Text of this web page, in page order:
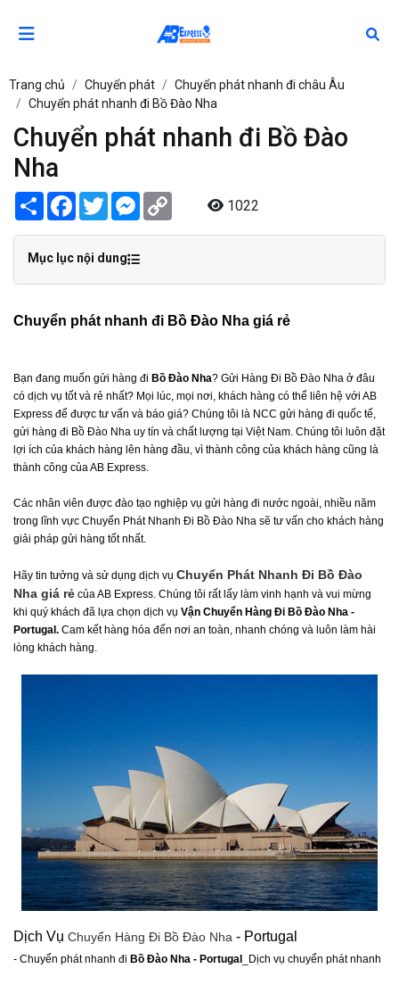
Trang chủ Chuyển phát
Chuyển phát nhanh đi châu Âu
Chuyển phát nhanh đi Bồ Đào Nha
Chuyển phát nhanh đi Bồ Đào
Nha
Share Facebook
TwitterMessenger 1022
Mục lục nội dung
Chuyển phát nhanh đi Bồ Đào Nha giá rẻ
Bạn đang muốn gửi hàng đi Bồ Đào Nha? Gửi Hàng Đi Bồ Đào Nha ở đâu
có dịch vụ tốt và rẻ nhất? Mọi lúc, mọi nơi, khách hàng có thể liên hệ với AB
Express để được tư vấn và báo giá? Chúng tôi là NCC gửi hàng đi quốc tế,
gửi hàng đi Bồ Đào Nha uy tín và chất lượng tại Việt Nam. Chúng tôi luôn đặt
lợi ích của khách hàng lên hàng đầu, vì thành công của khách hàng cũng là
thành công của AB Express.
Các nhân viên được đào tạo nghiệp vụ gửi hàng đi nước ngoài, nhiều năm
trong lĩnh vực Chuyển Phát Nhanh Đi Bồ Đào Nha sẽ tư vấn cho khách hàng
giải pháp gửi hàng tốt nhất.
Hãy tin tưởng và sử dụng dịch vụ Chuyển Phát Nhanh Đi Bồ Đào
Nha giá rẻ của AB Express. Chúng tôi rất lấy làm vinh hạnh và vui mừng
khi quý khách đã lựa chọn dịch vụ Vận Chuyển Hàng Đi Bồ Đào Nha -
Portugal. Cam kết hàng hóa đến nơi an toàn, nhanh chóng và luôn làm hài
lòng khách hàng.
Dịch Vụ Chuyển Hàng Đi Bồ Đào Nha - Portugal
- Chuyển phát nhanh đi Bồ Đào Nha - Portugal _Dịch vụ chuyển phát nhanh